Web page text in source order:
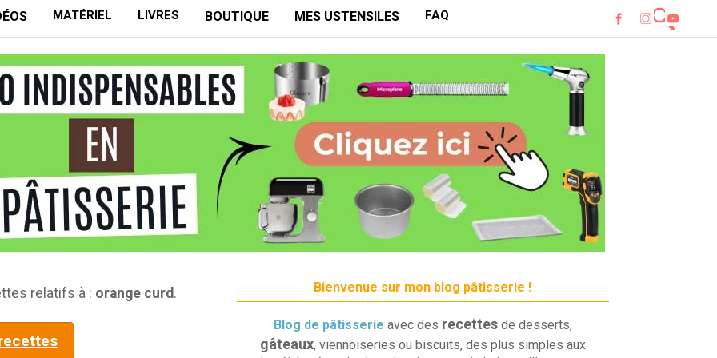
MATÉRIEL LIVRES BOUTIQUE MES USTENSILES FAQ
relatifs à : orange curd. Bienvenue sur mon blog pâtisserie !
Blog de pâtisserie avec des recettes de desserts,
gâteaux, viennoiseries ou biscuits, des plus simples aux